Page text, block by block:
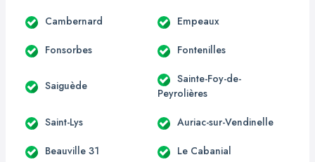
Cambernard Empeaux
Fonsorbes Fontenilles
Saiguède
Sainte-Foy-de-
Peyrolières
Saint-Lys Auriac-sur-Vendinelle
Beauville 31 Le Cabanial